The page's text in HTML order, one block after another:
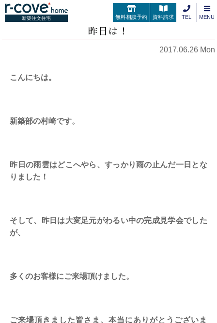
新築注文住宅 無料相談予約 資料請求 TEL MENU
昨日は！
2017.06.26 Mon
こんにちは。
新築部の村崎です。
昨日の雨雲はどこへやら、すっかり雨の止んだ一日とな
りました！
そして、昨日は大変足元がわるい中の完成見学会でした
が、
多くのお客様にご来場頂けました。
ご来場頂きました皆さま、本当にありがとうございま